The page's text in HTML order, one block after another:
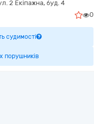
2 Екіпажна, буд. 4
0
судимості
порушників